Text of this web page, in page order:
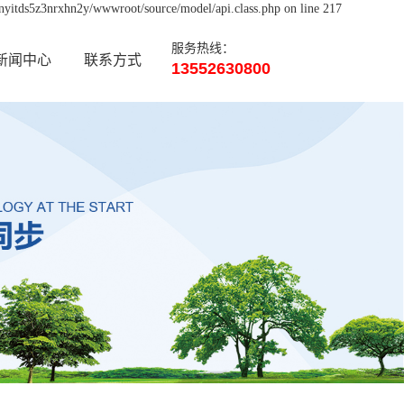
wwwroot/source/model/api.class.php on line 217
闻中心 联系方式
服务热线：
13552630800